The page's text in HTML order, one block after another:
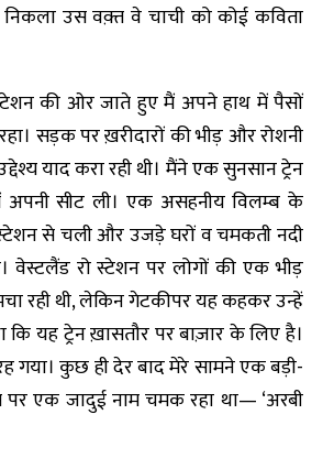
उस वक़्त वे चाची को कोई कविता
की ओर जाते हुए मैं अपने हाथ में पैसों
सड़क पर ख़रीदारों की भीड़ और रोशनी
याद करा रही थी। मैंने एक सुनसान ट्रेन
अपनी सीट ली। एक असहनीय विलम्ब के
स्टेशन से चली और उजड़े घरों व चमकती नदी
रो स्टेशन पर लोगों की एक भीड़
रही थी, लेकिन गेटकीपर यह कहकर उन्हें
कि यह ट्रेन ख़ासतौर पर बाज़ार के लिए है।
गया। कुछ ही देर बाद मेरे सामने एक बड़ी-
पर एक जादुई नाम चमक रहा था— ‘अरबी